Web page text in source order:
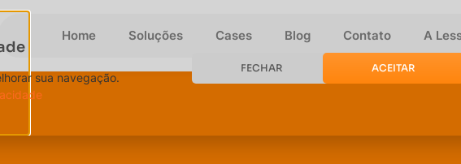
Home Soluções Cases Blog Contato A
sua navegação.
FECHAR ACEITAR